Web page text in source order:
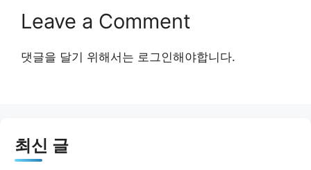
Leave a Comment
댓글을 달기 위해서는 로그인해야합니다.
최신 글